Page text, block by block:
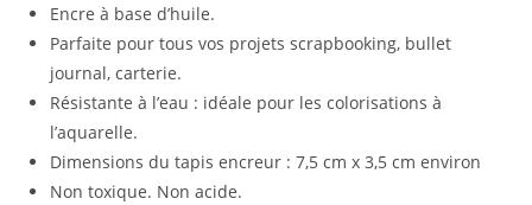
Encre à base d’huile.
Parfaite pour tous vos projets scrapbooking, bullet
journal, carterie.
Résistante à l’eau : idéale pour les colorisations à
l’aquarelle.
Dimensions du tapis encreur : 7,5 cm x 3,5 cm environ
Non toxique. Non acide.